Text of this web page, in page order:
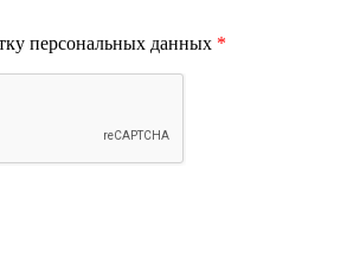
персональных данных *